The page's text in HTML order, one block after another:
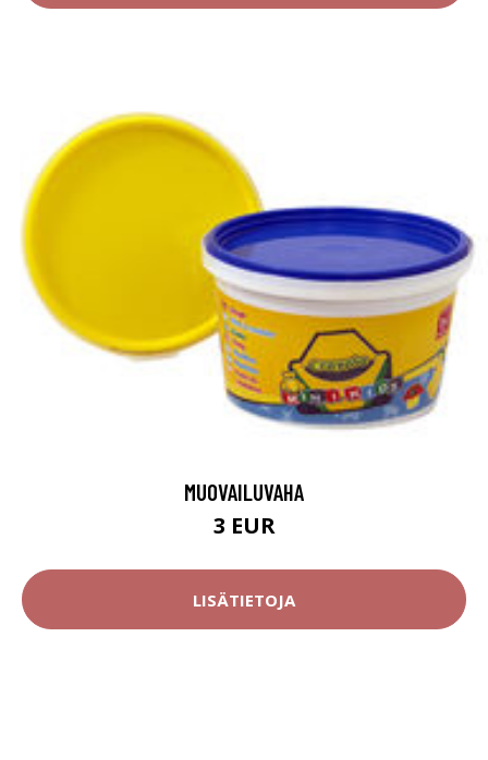
MUOVAILUVAHA
3 EUR
LISÄTIETOJA